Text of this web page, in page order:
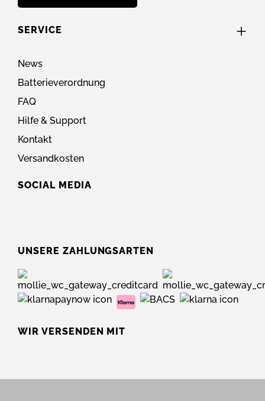
SERVICE
News
Batterieverordnung
FAQ
Hilfe & Support
Kontakt
Versandkosten
SOCIAL MEDIA
UNSERE ZAHLUNGSARTEN
WIR VERSENDEN MIT